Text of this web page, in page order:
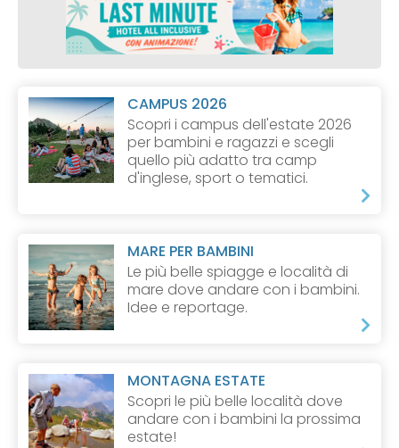
CAMPUS 2026
Scopri i campus dell'estate 2026
per bambini e ragazzi e scegli
quello più adatto tra camp
d'inglese, sport o tematici.
MARE PER BAMBINI
Le più belle spiagge e località di
mare dove andare con i bambini.
Idee e reportage.
MONTAGNA ESTATE
Scopri le più belle località dove
andare con i bambini la prossima
estate!